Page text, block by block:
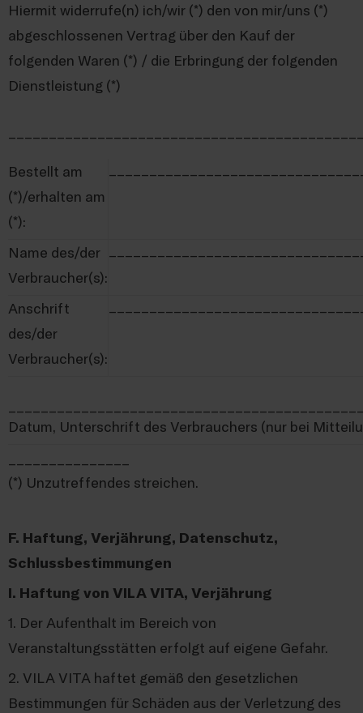
Hiermit widerrufe(n) ich/wir (*) den von mir/uns (*)
abgeschlossenen Vertrag über den Kauf der
folgenden Waren (*) / die Erbringung der folgenden
Dienstleistung (*)
Bestellt am
(*)/erhalten am
(*):
Name des/der
Verbraucher(s):
Anschrift
des/der
Verbraucher(s):
Datum, Unterschrift des Verbrauchers (nur bei
(*) Unzutreffendes streichen.
F. Haftung, Verjährung, Datenschutz,
Schlussbestimmungen
I. Haftung von VILA VITA, Verjährung
1. Der Aufenthalt im Bereich von
Veranstaltungsstätten erfolgt auf eigene Gefahr.
2. VILA VITA haftet gemäß den gesetzlichen
Bestimmungen für Schäden aus der Verletzung des